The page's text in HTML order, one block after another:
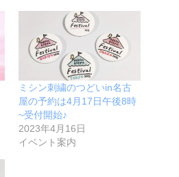
ミシン刺繍のつどいin名古
屋の予約は4月17日午後8時
~受付開始♪
2023年4月16日
イベント案内